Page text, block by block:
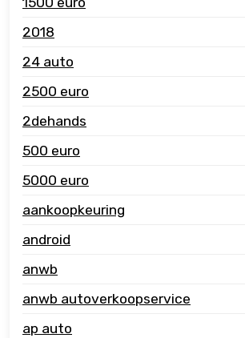
2018
24 auto
2500 euro
2dehands
500 euro
5000 euro
aankoopkeuring
android
anwb
anwb autoverkoopservice
ap auto